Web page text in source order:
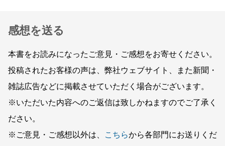
感想を送る
本書をお読みになったご意見・ご感想をお寄せください。
投稿されたお客様の声は、弊社ウェブサイト、また新聞・
雑誌広告などに掲載させていただく場合がございます。
※いただいた内容へのご返信は致しかねますのでご了承く
ださい。
※ご意見・ご感想以外は、
こちらから各部門にお送りくだ